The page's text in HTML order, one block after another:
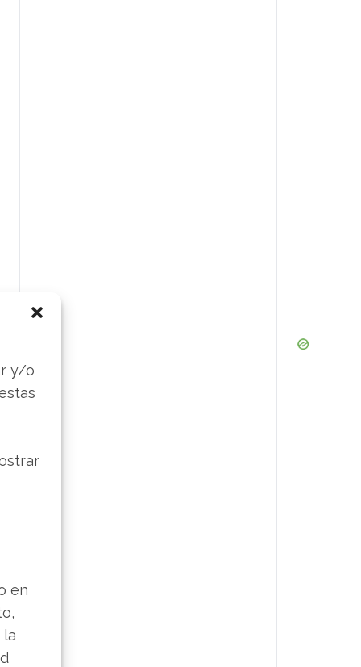
y/o
en
la